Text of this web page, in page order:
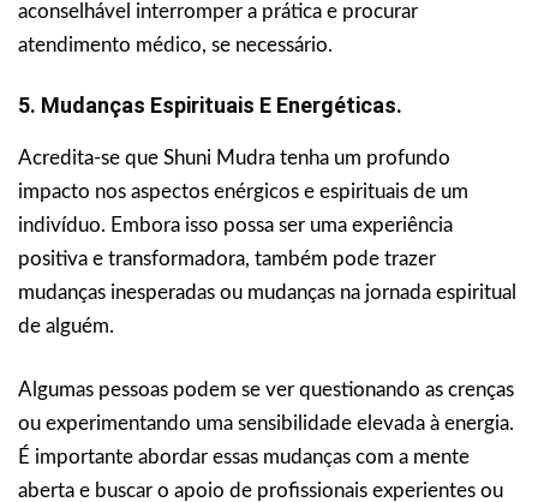
aconselhável interromper a prática e procurar
atendimento médico, se necessário.
5. Mudanças Espirituais E Energéticas.
Acredita-se que Shuni Mudra tenha um profundo
impacto nos aspectos enérgicos e espirituais de um
indivíduo. Embora isso possa ser uma experiência
positiva e transformadora, também pode trazer
mudanças inesperadas ou mudanças na jornada espiritual
de alguém.
Algumas pessoas podem se ver questionando as crenças
ou experimentando uma sensibilidade elevada à energia.
É importante abordar essas mudanças com a mente
aberta e buscar o apoio de profissionais experientes ou